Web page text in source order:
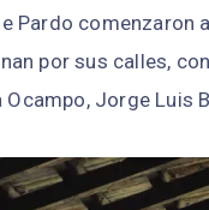
Pardo
por sus calles,
Jorge Luis